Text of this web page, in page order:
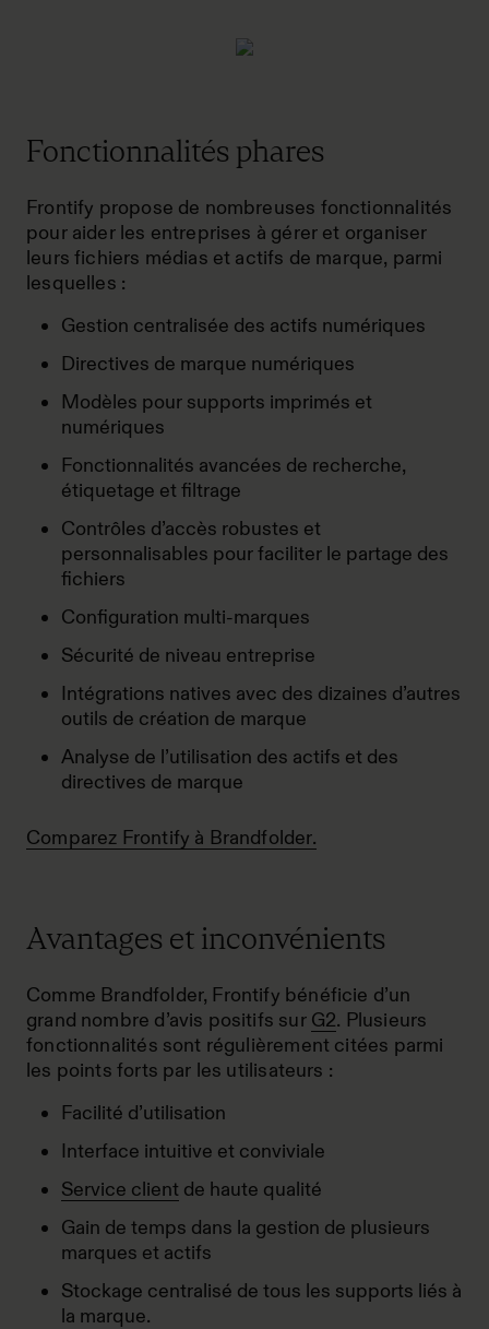
Fonctionnalités phares
Frontify propose de nombreuses fonctionnalités
pour aider les entreprises à gérer et organiser
leurs fichiers médias et actifs de marque, parmi
lesquelles :
Gestion centralisée des actifs numériques
Directives de marque numériques
Modèles pour supports imprimés et
numériques
Fonctionnalités avancées de recherche,
étiquetage et filtrage
Contrôles d’accès robustes et
personnalisables pour faciliter le partage des
fichiers
Configuration multi-marques
Sécurité de niveau entreprise
Intégrations natives avec des dizaines d’autres
outils de création de marque
Analyse de l’utilisation des actifs et des
directives de marque
Comparez Frontify à Brandfolder.
Avantages et inconvénients
Comme Brandfolder, Frontify bénéficie d’un
grand nombre d’avis positifs sur G2. Plusieurs
fonctionnalités sont régulièrement citées parmi
les points forts par les utilisateurs :
Facilité d’utilisation
Interface intuitive et conviviale
Service client de haute qualité
Gain de temps dans la gestion de plusieurs
marques et actifs
Stockage centralisé de tous les supports liés à
la marque.